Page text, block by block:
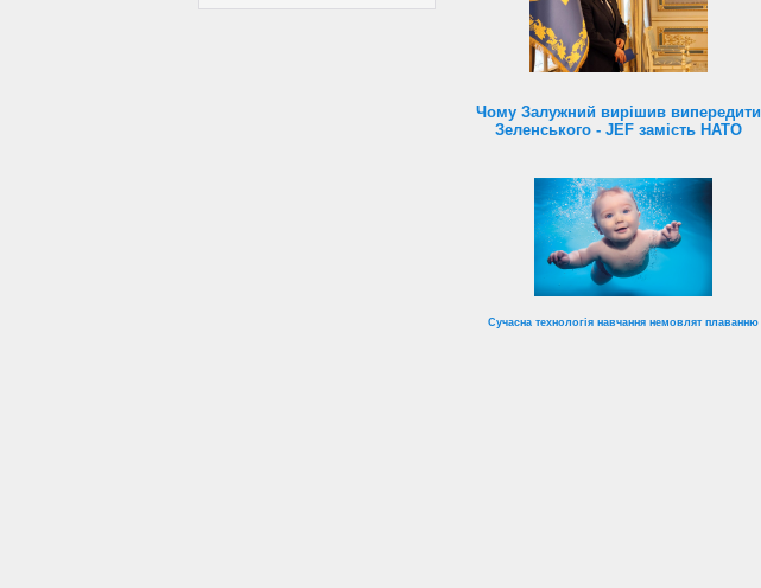
Чому Залужний вирішив випередити
Зеленського - JEF замість НАТО
Сучасна технологія навчання немовлят плаванню